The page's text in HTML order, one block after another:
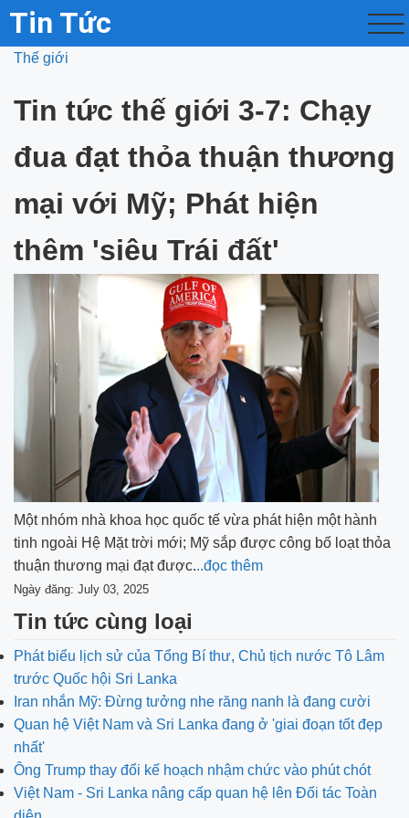
Tin Tức
Thế giới
Tin tức thế giới 3-7: Chạy
đua đạt thỏa thuận thương
mại với Mỹ; Phát hiện
thêm 'siêu Trái đất'
Một nhóm nhà khoa học quốc tế vừa phát hiện một hành
tinh ngoài Hệ Mặt trời mới; Mỹ sắp được công bố loạt thỏa
thuận thương mại đạt được...đọc thêm
Ngày đăng: July 03, 2025
Tin tức cùng loại
Phát biểu lịch sử của Tổng Bí thư, Chủ tịch nước Tô Lâm
trước Quốc hội Sri Lanka
Iran nhắn Mỹ: Đừng tưởng nhe răng nanh là đang cười
Quan hệ Việt Nam và Sri Lanka đang ở 'giai đoạn tốt đẹp
nhất'
Ông Trump thay đổi kế hoạch nhậm chức vào phút chót
Việt Nam - Sri Lanka nâng cấp quan hệ lên Đối tác Toàn